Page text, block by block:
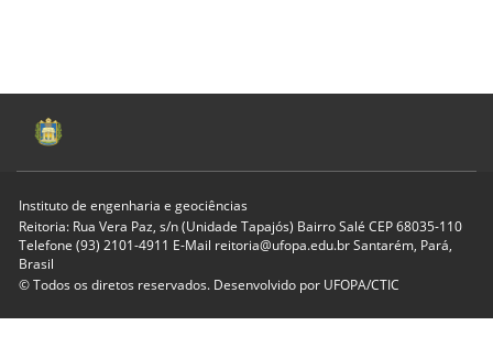
Instituto de engenharia e geociências
Reitoria: Rua Vera Paz, s/n (Unidade Tapajós) Bairro Salé CEP 68035-110
Telefone (93) 2101-4911 E-Mail reitoria@ufopa.edu.br Santarém, Pará,
Brasil
© Todos os diretos reservados. Desenvolvido por UFOPA/CTIC